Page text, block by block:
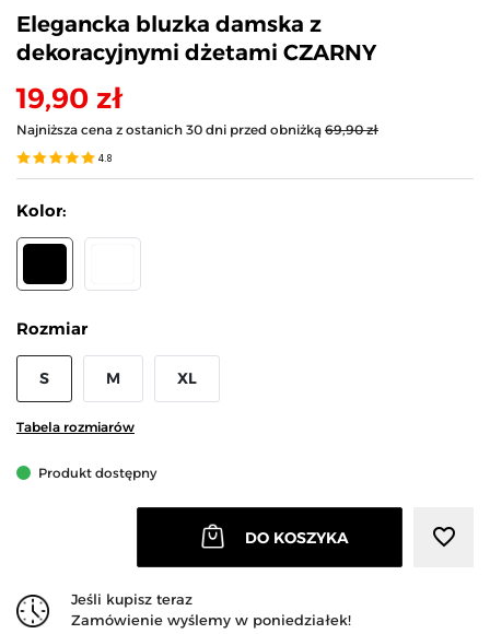
Elegancka bluzka damska z
dekoracyjnymi dżetami CZARNY
19,90 zł
Najniższa cena z ostanich 30 dni przed obniżką 69,90 zł
4.8
Kolor:
Rozmiar
S M XL
Tabela rozmiarów
Produkt dostępny
DO KOSZYKA favorite_border
Jeśli kupisz teraz
Zamówienie wyślemy w poniedziałek!